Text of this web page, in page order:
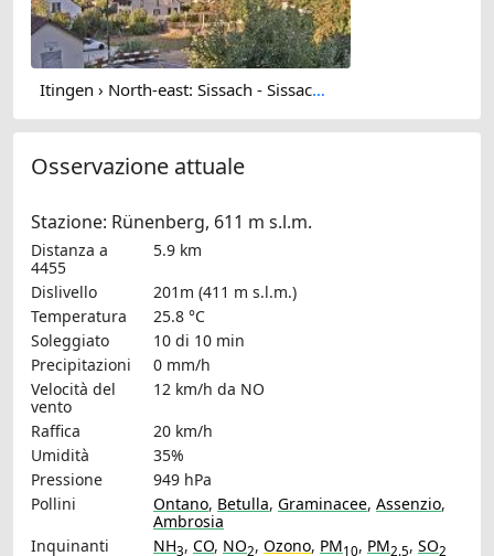
Itingen › North-east: Sissach - Sissacher Fluh
Osservazione attuale
Stazione: Rünenberg, 611 m s.l.m.
Distanza a
4455
5.9 km
Dislivello
201m (411 m s.l.m.)
Temperatura
25.8 °C
Soleggiato
10 di 10 min
Precipitazioni
0 mm/h
Velocità del
vento
12 km/h da NO
Raffica
20 km/h
Umidità
35%
Pressione
949 hPa
Pollini
Ontano, Betulla, Graminacee, Assenzio,
Ambrosia
Inquinanti
NH3, CO, NO2, Ozono, PM10, PM2.5, SO2